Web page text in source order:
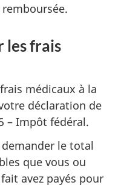
les frais
médicaux à la
déclaration de
– Impôt fédéral.
demander le total
que vous ou
avez payés pour